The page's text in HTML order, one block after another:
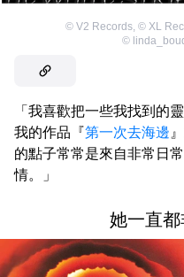
© V2 Records, © XL
©
「我喜歡把一些我找到的
我的作品『第一次去海邊
的點子常常是來自非常日
情。」
她一直